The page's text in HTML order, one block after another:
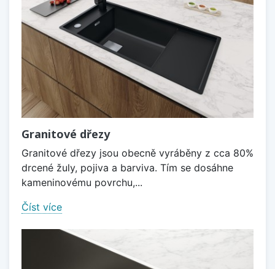
Granitové dřezy
Granitové dřezy jsou obecně vyráběny z cca 80%
drcené žuly, pojiva a barviva. Tím se dosáhne
kameninovému povrchu,...
Číst více